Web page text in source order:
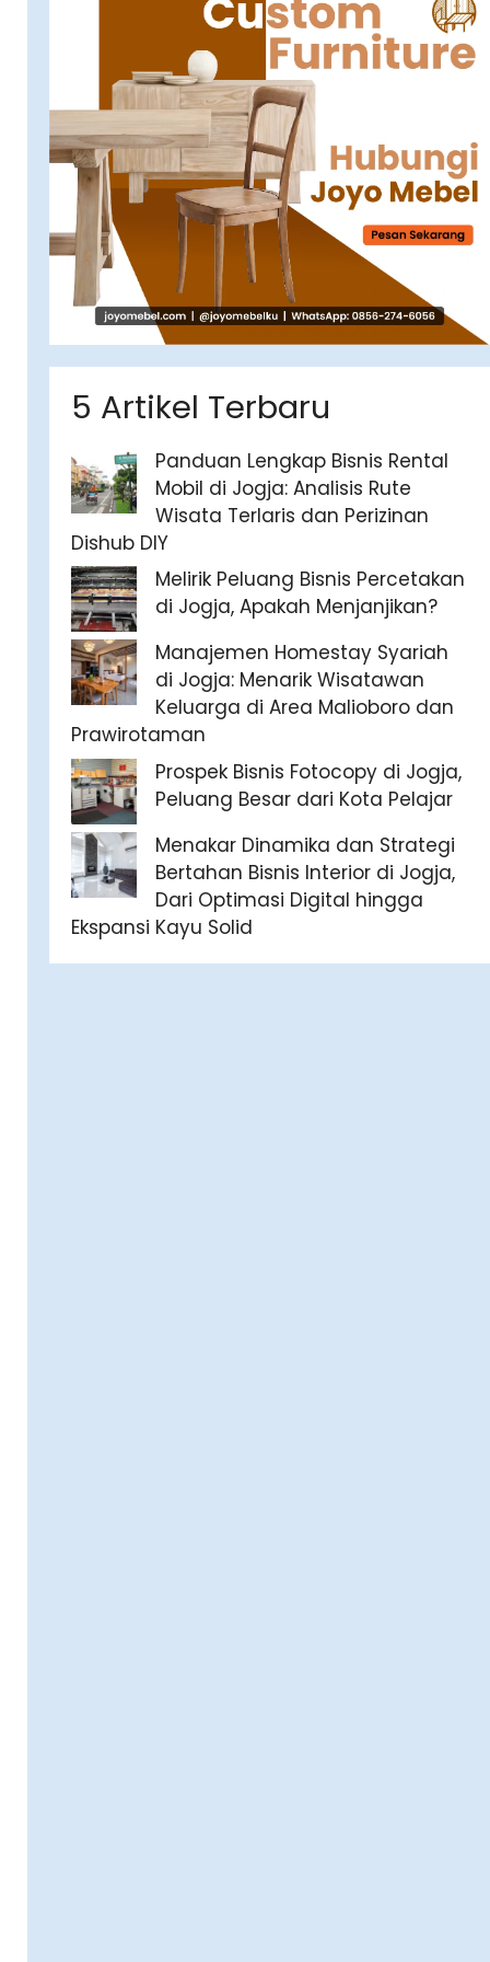
5 Artikel Terbaru
Panduan Lengkap Bisnis Rental
Mobil di Jogja: Analisis Rute
Wisata Terlaris dan Perizinan
Dishub DIY
Melirik Peluang Bisnis Percetakan
di Jogja, Apakah Menjanjikan?
Manajemen Homestay Syariah
di Jogja: Menarik Wisatawan
Keluarga di Area Malioboro dan
Prawirotaman
Prospek Bisnis Fotocopy di Jogja,
Peluang Besar dari Kota Pelajar
Menakar Dinamika dan Strategi
Bertahan Bisnis Interior di Jogja,
Dari Optimasi Digital hingga
Ekspansi Kayu Solid